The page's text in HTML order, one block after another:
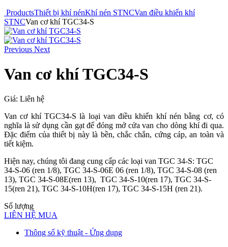
ProductsThiết bị khí nénKhí nén STNCVan điều khiển khí
STNCVan cơ khí TGC34-S
Previous Next
Van cơ khí TGC34-S
Giá: Liên hệ
Van cơ khí TGC34-S là loại van điều khiển khí nén bằng cơ, có
nghĩa là sử dụng cần gạt để đóng mở cửa van cho dòng khí đi qua.
Đặc điểm của thiết bị này là bền, chắc chắn, cứng cáp, an toàn và
tiết kiệm.
Hiện nay, chúng tôi đang cung cấp các loại van TGC 34-S: TGC
34-S-06 (ren 1/8), TGC 34-S-06E 06 (ren 1/8), TGC 34-S-08 (ren
13), TGC 34-S-08E(ren 13), TGC 34-S-10(ren 17), TGC 34-S-
15(ren 21), TGC 34-S-10H(ren 17), TGC 34-S-15H (ren 21).
Số lượng
LIÊN HỆ MUA
Thông số kỹ thuật - Ứng dụng